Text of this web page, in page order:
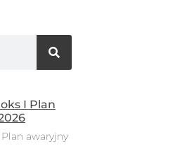
I Plan
awaryjny